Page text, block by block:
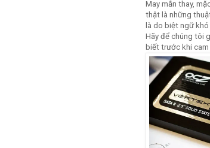
May mắn thay,
thật là những
là do biệt ngữ
Hãy để chúng tôi
biết trước khi cam